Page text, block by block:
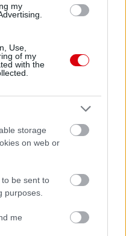
my
Use,
of my
with the
storage
on web or
be sent to
purposes.
me
vs